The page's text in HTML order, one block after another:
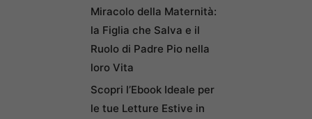
Miracolo della Maternità:
la Figlia che Salva e il
Ruolo di Padre Pio nella
loro Vita
Scopri l’Ebook Ideale per
le tue Letture Estive in